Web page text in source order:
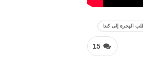
الهجرة إلى كندا
15